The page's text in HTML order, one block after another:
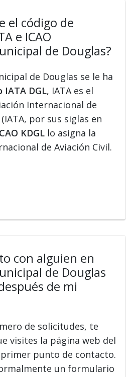
el código de
e ICAO
de Douglas?
de Douglas se le ha
IATA DGL, IATA es el
Internacional de
por sus siglas en
KDGL lo asigna la
de Aviación Civil.
con alguien en
de Douglas
de mi
de solicitudes, te
visites la página web del
punto de contacto.
un formulario